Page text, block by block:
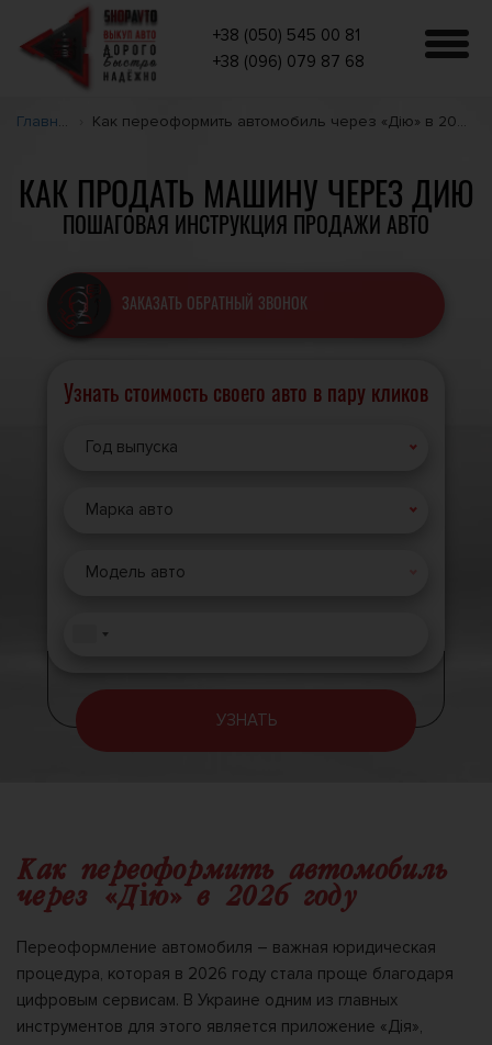
+38 (050) 545 00 81
+38 (096) 079 87 68
Главная Как переоформить автомобиль через «Дію» в 2026 году
КАК ПРОДАТЬ МАШИНУ ЧЕРЕЗ ДИЮ
ПОШАГОВАЯ ИНСТРУКЦИЯ ПРОДАЖИ АВТО
ЗАКАЗАТЬ ОБРАТНЫЙ ЗВОНОК
Узнать стоимость своего авто в пару кликов
Год выпуска
Марка авто
Модель авто
УЗНАТЬ
Как переоформить автомобиль
через «Дію» в 2026 году
Переоформление автомобиля – важная юридическая
процедура, которая в 2026 году стала проще благодаря
цифровым сервисам. В Украине одним из главных
инструментов для этого является приложение «Дія»,